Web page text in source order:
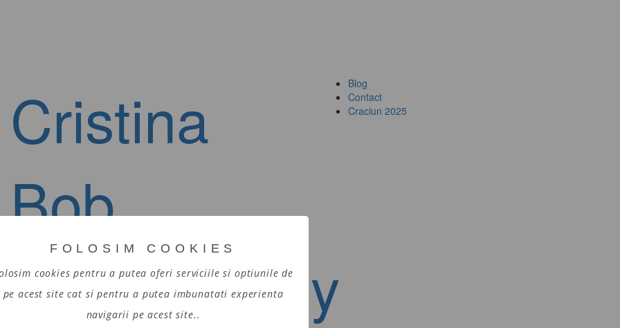
Cristina
Bob
Photography
Blog
Contact
Craciun 2025
FOLOSIM COOKIES
cookies pentru a putea oferi serviciile si optiunile de
pe acest site cat si pentru a putea imbunatati experienta
navigarii pe acest site..